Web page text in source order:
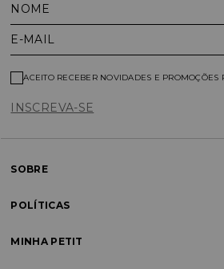
NOME
E-MAIL
INSCREVA-SE
ACEITO RECEBER NOVIDADES E PROMOÇÕES
SOBRE
POLÍTICAS
MINHA PETIT